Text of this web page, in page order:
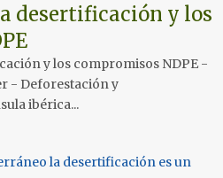
desertificación y los
y los compromisos NDPE -
- Deforestación y
ibérica...